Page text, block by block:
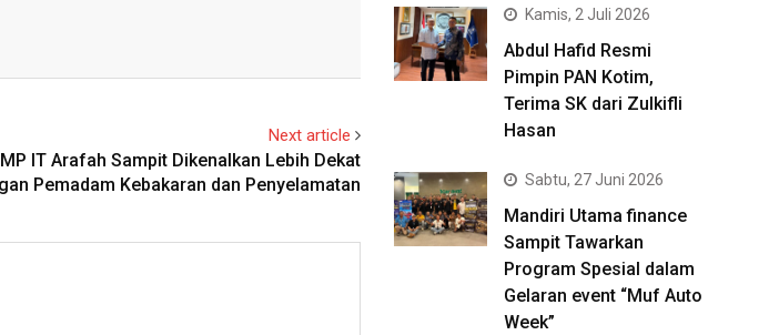
Next article
IT Arafah Sampit Dikenalkan Lebih Dekat
Pemadam Kebakaran dan Penyelamatan
Kamis, 2 Juli 2026
Abdul Hafid Resmi
Pimpin PAN Kotim,
Terima SK dari Zulkifli
Hasan
Sabtu, 27 Juni 2026
Mandiri Utama finance
Sampit Tawarkan
Program Spesial dalam
Gelaran event “Muf Auto
Week”